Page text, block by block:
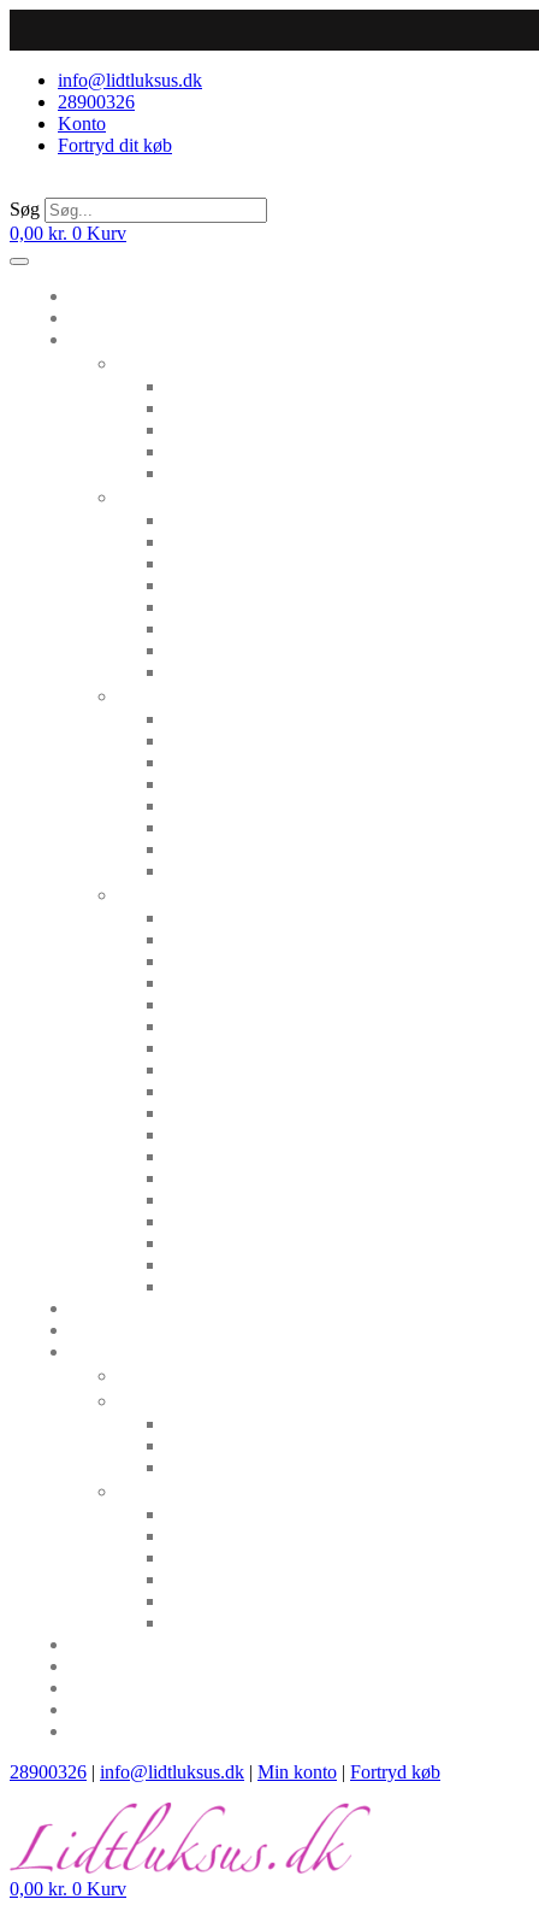
info@lidtluksus.dk
28900326
Konto
Fortryd dit køb
Søg
0,00 kr. 0 Kurv
28900326 | info@lidtluksus.dk | Min konto | Fortryd køb
0,00 kr. 0 Kurv